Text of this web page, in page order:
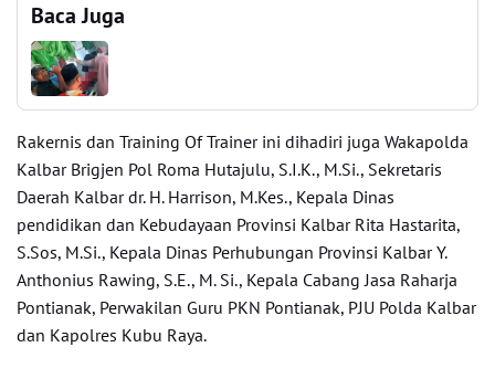
Baca Juga
Rakernis dan Training Of Trainer ini dihadiri juga Wakapolda
Kalbar Brigjen Pol Roma Hutajulu, S.I.K., M.Si., Sekretaris
Daerah Kalbar dr. H. Harrison, M.Kes., Kepala Dinas
pendidikan dan Kebudayaan Provinsi Kalbar Rita Hastarita,
S.Sos, M.Si., Kepala Dinas Perhubungan Provinsi Kalbar Y.
Anthonius Rawing, S.E., M. Si., Kepala Cabang Jasa Raharja
Pontianak, Perwakilan Guru PKN Pontianak, PJU Polda Kalbar
dan Kapolres Kubu Raya.